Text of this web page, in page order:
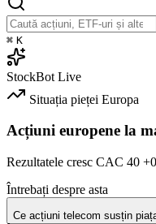
⌘ K
StockBot Live
Situația pieței Europa
Acțiuni europene la
Rezultatele cresc CAC 40
Întrebați despre asta
Ce acțiuni telecom susțin